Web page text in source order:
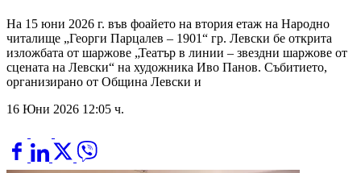
На 15 юни 2026 г. във фоайето на втория етаж на Народно
читалище „Георги Парцалев – 1901“ гр. Левски бе открита
изложбата от шаржове „Театър в линии – звездни шаржове от
сцената на Левски“ на художника Иво Панов. Събитието,
организирано от Община Левски и
16 Юни 2026 12:05 ч.